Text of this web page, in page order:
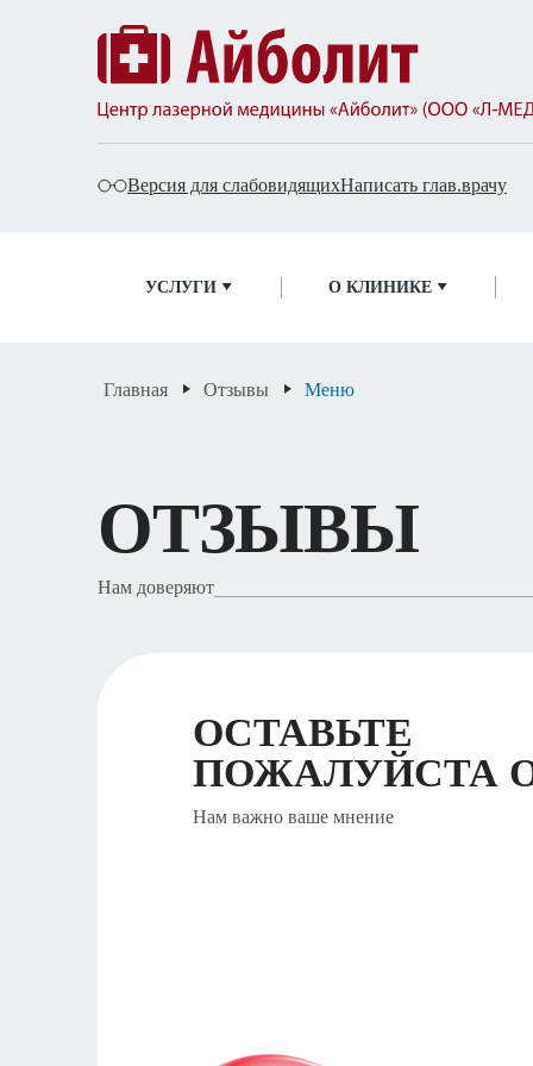
Версия для слабовидящихНаписать глав.врачу
УСЛУГИ О КЛИНИКЕ
Популярные запросы
Урология
Главная Отзывы Меню
ОТЗЫВЫ
Нам доверяют
ОСТАВЬТЕ
ПОЖАЛУЙСТА
Нам важно ваше мнение